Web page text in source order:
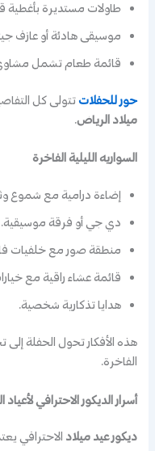
طاولات مستديرة
موسيقى هادئة أو عازف
قائمة طعام تشمل
حور للحفلاتتتولى كل
ميلاد الرياض.
السواريه الليلية الفاخرة
إضاءة درامية مع شموع
دي جي أو فرقة موسيقية.
منطقة صور مع خلفيات
قائمة عشاء راقية مع
هدايا تذكارية شخصية.
هذه الأفكار تحول الحفلة
الفاخرة.
أسرار الديكور الاحترافي لأعياد
ديكور عيد ميلاد الاحترافي